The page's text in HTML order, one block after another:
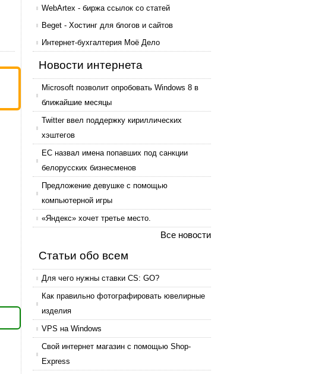
WebArtex - биржа ссылок со статей
Beget - Хостинг для блогов и сайтов
Интернет-бухгалтерия Моё Дело
Новости интернета
Microsoft позволит опробовать Windows 8 в
ближайшие месяцы
Twitter ввел поддержку кириллических
хэштегов
ЕС назвал имена попавших под санкции
белорусских бизнесменов
Предложение девушке с помощью
компьютерной игры
«Яндекс» хочет третье место.
Все новости
Статьи обо всем
Для чего нужны ставки CS: GO?
Как правильно фотографировать ювелирные
изделия
VPS на Windows
Свой интернет магазин с помощью Shop-
Express